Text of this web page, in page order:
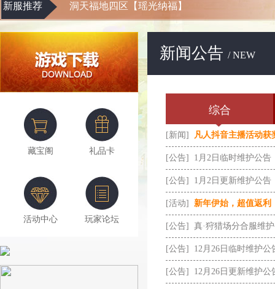
新服推荐 洞天福地四区【瑶光纳福】
藏宝阁 礼品卡
活动中心 玩家论坛
新闻公告 / NEW
综合
[新闻] 凡人抖音主播活动获
[公告] 1月2日临时维护公告
[公告] 1月2日更新维护公告
[活动] 新年伊始，超值返利
[公告] 真·狩猎场分合服维
[公告] 12月26日临时维护公
[公告] 12月26日更新维护公